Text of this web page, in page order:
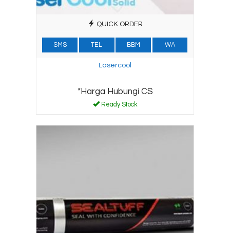
QUICK ORDER
SMS TEL BBM WA
Lasercool
*Harga Hubungi CS
Ready Stock